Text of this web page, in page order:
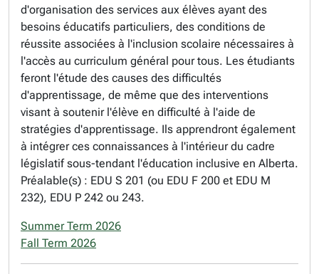
d'organisation des services aux élèves ayant des
besoins éducatifs particuliers, des conditions de
réussite associées à l'inclusion scolaire nécessaires à
l'accès au curriculum général pour tous. Les étudiants
feront l'étude des causes des difficultés
d'apprentissage, de même que des interventions
visant à soutenir l'élève en difficulté à l'aide de
stratégies d'apprentissage. Ils apprendront également
à intégrer ces connaissances à l'intérieur du cadre
législatif sous-tendant l'éducation inclusive en Alberta.
Préalable(s) : EDU S 201 (ou EDU F 200 et EDU M
232), EDU P 242 ou 243.
Summer Term 2026
Fall Term 2026